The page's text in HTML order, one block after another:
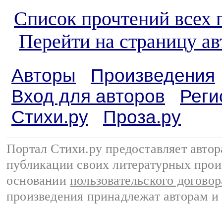
Список прочтений всех
Перейти на страницу
Авторы
Произведения
Вход для авторов
Стихи.ру
Проза.ру
Портал Стихи.ру предоставляет
публикации своих литературных
основании пользовательского
произведения принадлежат авторам